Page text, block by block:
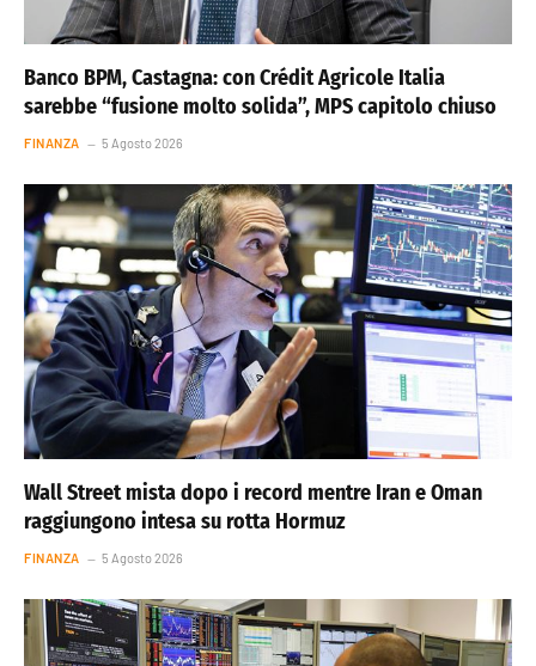
Banco BPM, Castagna: con Crédit Agricole Italia
sarebbe “fusione molto solida”, MPS capitolo chiuso
FINANZA 5 Agosto 2026
Wall Street mista dopo i record mentre Iran e Oman
raggiungono intesa su rotta Hormuz
FINANZA 5 Agosto 2026